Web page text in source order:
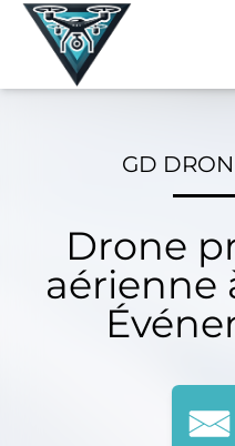
Skip
GD
Drone
aérienne